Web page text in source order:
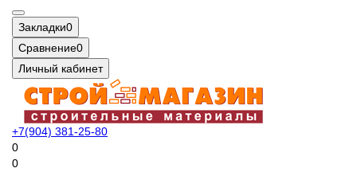
Закладки0
Сравнение0
Личный кабинет
+7(904) 381-25-80
0
0